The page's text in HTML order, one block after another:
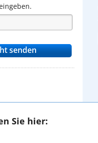
Sie hier: